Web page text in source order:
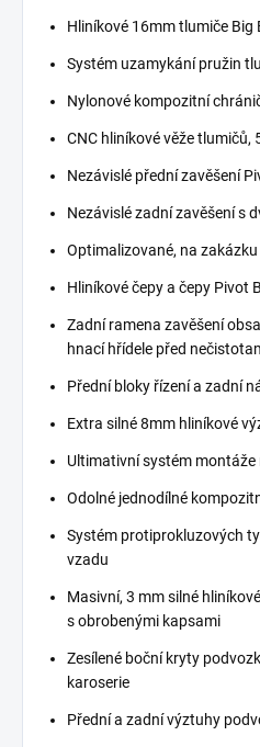
Hliníkové 16mm tlumiče Big
Systém uzamykání pružin
Nylonové kompozitní
CNC hliníkové věže tlumičů,
Nezávislé přední zavěšení
Nezávislé zadní zavěšení s
Optimalizované, na
Hliníkové čepy a čepy Pivot
Zadní ramena zavěšení
hnací hřídele před
Přední bloky řízení a zadní
Extra silné 8mm hliníkové
Ultimativní systém
Odolné jednodílné
Systém protiprokluzových
vzadu
Masivní, 3 mm silné
s obrobenými kapsami
Zesílené boční kryty
karoserie
Přední a zadní výztuhy